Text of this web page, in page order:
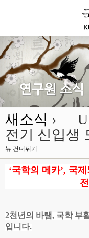
새소식 ›
전기 신입생
뉴 건너뛰기
‘국학의 메카’, 국
2천년의 바램, 국학 부
입니다.